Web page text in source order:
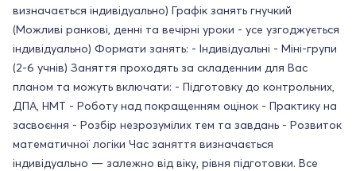
визначається індивідуально) Графік занять гнучкий
(Можливі ранкові, денні та вечірні уроки - усе узгоджується
індивідуально) Формати занять: - Індивідуальні - Міні-групи
(2-6 учнів) Заняття проходять за складенним для Вас
планом та можуть включати: - Підготовку до контрольних,
ДПА, НМТ - Роботу над покращенням оцінок - Практику на
засвоєння - Розбір незрозумілих тем та завдань - Розвиток
математичної логіки Час заняття визначається
індивідуально — залежно від віку, рівня підготовки. Все